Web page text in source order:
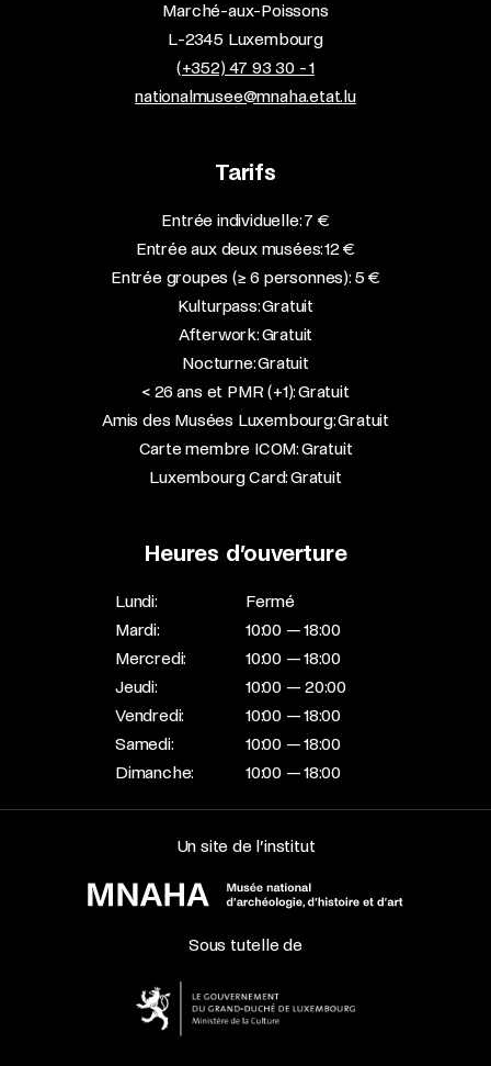
Marché-aux-Poissons
L-2345 Luxembourg
(+352) 47 93 30 - 1
nationalmusee@mnaha.etat.lu
Tarifs
Entrée individuelle: 7 €
Entrée aux deux musées: 12 €
Entrée groupes (≥ 6 personnes): 5 €
Kulturpass: Gratuit
Afterwork: Gratuit
Nocturne: Gratuit
< 26 ans et PMR (+1): Gratuit
Amis des Musées Luxembourg: Gratuit
Carte membre ICOM: Gratuit
Luxembourg Card: Gratuit
Heures d’ouverture
Lundi:
Fermé
Mardi:
10:00 — 18:00
Mercredi:
10:00 — 18:00
Jeudi:
10:00 — 20:00
Vendredi:
10:00 — 18:00
Samedi:
10:00 — 18:00
Dimanche:
10:00 — 18:00
Un site de l’institut
Sous tutelle de